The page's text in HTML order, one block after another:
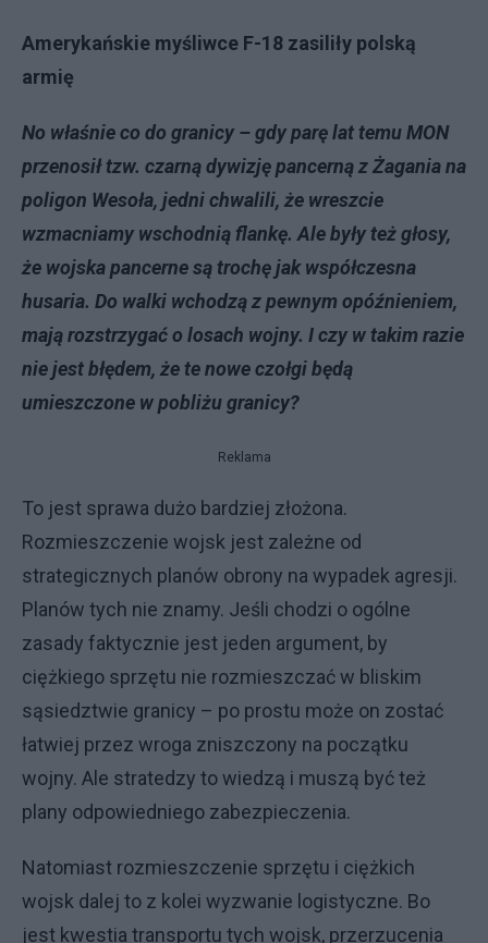
Amerykańskie myśliwce F-18 zasiliły polską
armię
No właśnie co do granicy – gdy parę lat temu MON
przenosił tzw. czarną dywizję pancerną z Żagania na
poligon Wesoła, jedni chwalili, że wreszcie
wzmacniamy wschodnią flankę. Ale były też głosy,
że wojska pancerne są trochę jak współczesna
husaria. Do walki wchodzą z pewnym opóźnieniem,
mają rozstrzygać o losach wojny. I czy w takim razie
nie jest błędem, że te nowe czołgi będą
umieszczone w pobliżu granicy?
Reklama
To jest sprawa dużo bardziej złożona.
Rozmieszczenie wojsk jest zależne od
strategicznych planów obrony na wypadek agresji.
Planów tych nie znamy. Jeśli chodzi o ogólne
zasady faktycznie jest jeden argument, by
ciężkiego sprzętu nie rozmieszczać w bliskim
sąsiedztwie granicy – po prostu może on zostać
łatwiej przez wroga zniszczony na początku
wojny. Ale stratedzy to wiedzą i muszą być też
plany odpowiedniego zabezpieczenia.
Natomiast rozmieszczenie sprzętu i ciężkich
wojsk dalej to z kolei wyzwanie logistyczne. Bo
jest kwestia transportu tych wojsk, przerzucenia